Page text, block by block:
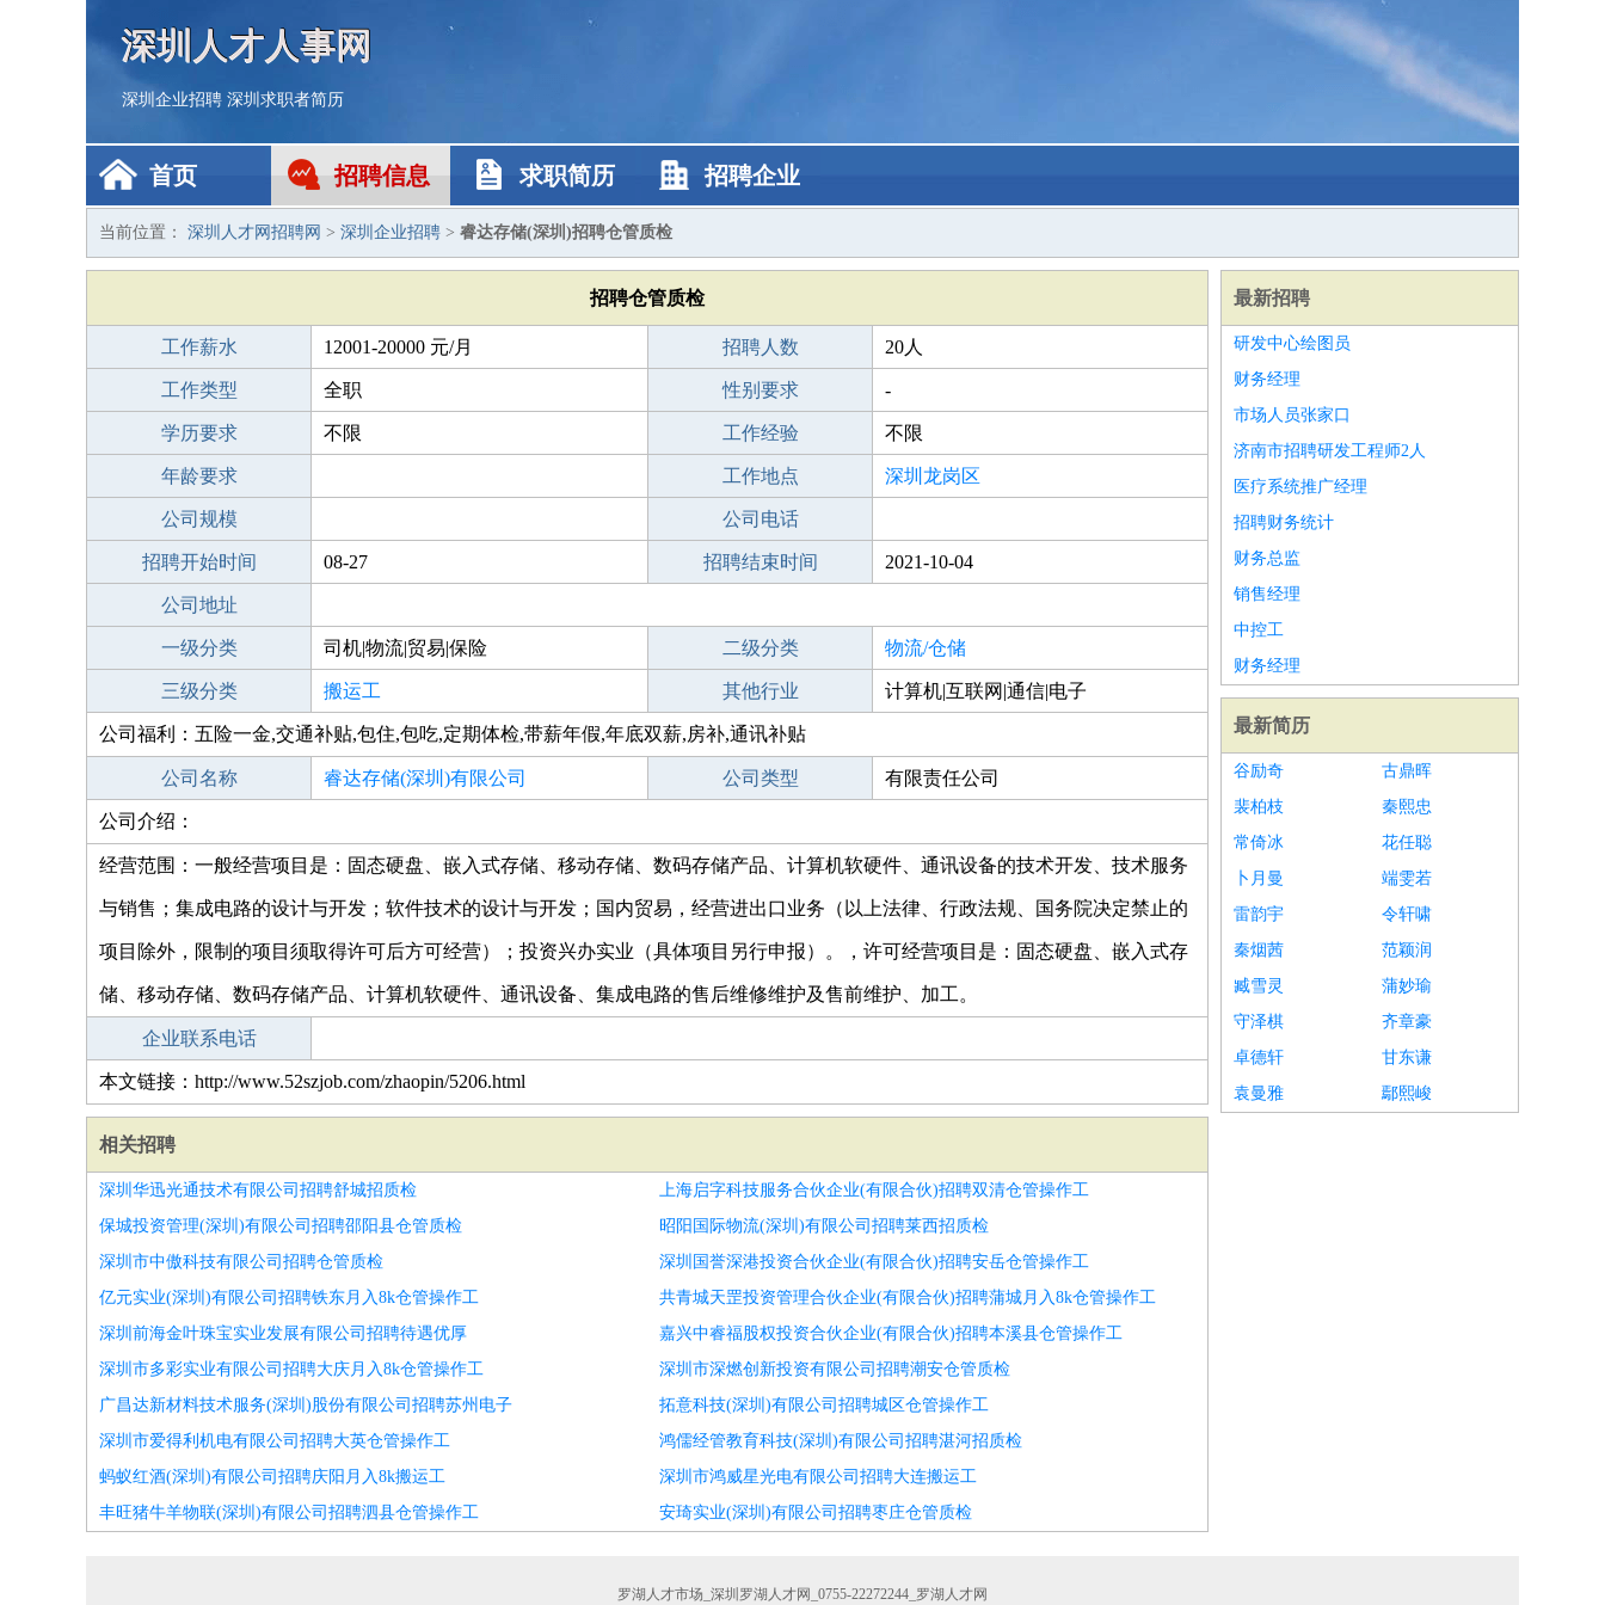
深圳人才人事网
深圳企业招聘 深圳求职者简历
首页 招聘信息 求职简历 招聘企业
当前位置： 深圳人才网招聘网 > 深圳企业招聘 > 睿达存储(深圳)招聘仓管质检
招聘仓管质检
工作薪水 12001-20000 元/月 招聘人数 20人
工作类型 全职 性别要求 -
学历要求 不限 工作经验 不限
年龄要求 工作地点 深圳龙岗区
公司规模 公司电话
招聘开始时间 08-27 招聘结束时间 2021-10-04
公司地址
一级分类 司机|物流|贸易|保险 二级分类 物流/仓储
三级分类 搬运工 其他行业 计算机|互联网|通信|电子
公司福利：五险一金,交通补贴,包住,包吃,定期体检,带薪年假,年底双薪,房补,通讯补贴
公司名称 睿达存储(深圳)有限公司 公司类型 有限责任公司
公司介绍：
经营范围：一般经营项目是：固态硬盘、嵌入式存储、移动存储、数码存储产品、计算机软硬件、通讯设备的技术开发、技术服务
与销售；集成电路的设计与开发；软件技术的设计与开发；国内贸易，经营进出口业务（以上法律、行政法规、国务院决定禁止的
项目除外，限制的项目须取得许可后方可经营）；投资兴办实业（具体项目另行申报）。，许可经营项目是：固态硬盘、嵌入式存
储、移动存储、数码存储产品、计算机软硬件、通讯设备、集成电路的售后维修维护及售前维护、加工。
企业联系电话
本文链接：http://www.52szjob.com/zhaopin/5206.html
相关招聘
深圳华迅光通技术有限公司招聘舒城招质检
上海启字科技服务合伙企业(有限合伙)招聘双清仓管操作工
保城投资管理(深圳)有限公司招聘邵阳县仓管质检
昭阳国际物流(深圳)有限公司招聘莱西招质检
深圳市中傲科技有限公司招聘仓管质检
深圳国誉深港投资合伙企业(有限合伙)招聘安岳仓管操作工
亿元实业(深圳)有限公司招聘铁东月入8k仓管操作工
共青城天罡投资管理合伙企业(有限合伙)招聘蒲城月入8k仓管操作工
深圳前海金叶珠宝实业发展有限公司招聘待遇优厚
嘉兴中睿福股权投资合伙企业(有限合伙)招聘本溪县仓管操作工
深圳市多彩实业有限公司招聘大庆月入8k仓管操作工
深圳市深燃创新投资有限公司招聘潮安仓管质检
广昌达新材料技术服务(深圳)股份有限公司招聘苏州电子
拓意科技(深圳)有限公司招聘城区仓管操作工
深圳市爱得利机电有限公司招聘大英仓管操作工
鸿儒经管教育科技(深圳)有限公司招聘湛河招质检
蚂蚁红酒(深圳)有限公司招聘庆阳月入8k搬运工
深圳市鸿威星光电有限公司招聘大连搬运工
丰旺猪牛羊物联(深圳)有限公司招聘泗县仓管操作工
安琦实业(深圳)有限公司招聘枣庄仓管质检
最新招聘
研发中心绘图员
财务经理
市场人员张家口
济南市招聘研发工程师2人
医疗系统推广经理
招聘财务统计
财务总监
销售经理
中控工
财务经理
最新简历
谷励奇
古鼎晖
裴柏枝
秦熙忠
常倚冰
花任聪
卜月曼
端雯若
雷韵宇
令轩啸
秦烟茜
范颖润
臧雪灵
蒲妙瑜
守泽棋
齐章豪
卓德轩
甘东谦
袁曼雅
鄢熙峻
罗湖人才市场_深圳罗湖人才网_0755-22272244_罗湖人才网